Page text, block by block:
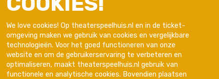
We love cookies! Op theaterspeelhuis.nl en in de ticket-
omgeving maken we gebruik van cookies en vergelijkbare
technologieën. Voor het goed functioneren van onze
website en om de gebruikerservaring te verbeteren en
optimaliseren, maakt theaterspeelhuis.nl gebruik van
functionele en analytische cookies. Bovendien plaatsen